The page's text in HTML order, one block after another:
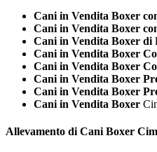
Cani in Vendita Boxer
Cani in Vendita Boxer
Cani in Vendita Boxer di
Cani in Vendita Boxer
Cani in Vendita Boxer
Cani in Vendita Boxer
Cani in Vendita Boxer
Cani in Vendita Boxer
Allevamento di Cani Boxer